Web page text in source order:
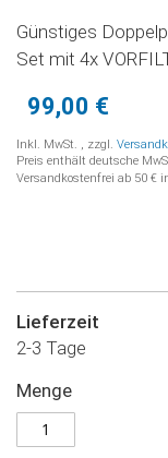
Günstiges
Set mit 4x
99,00 €
Inkl. MwSt. , zzgl.
Preis enthält deutsche
Versandkostenfrei ab 50 €
Lieferzeit
2-3 Tage
Menge